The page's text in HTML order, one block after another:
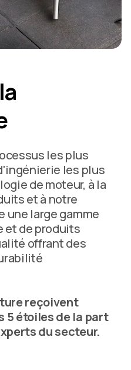
les plus
les plus
de moteur, à la
et à notre
une large gamme
et de produits
offrant des
reçoivent
5 étoiles de la part
du secteur.